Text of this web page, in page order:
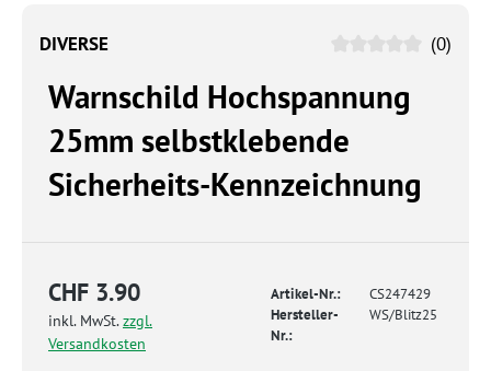
DIVERSE (0)
Warnschild Hochspannung
25mm selbstklebende
Sicherheits-Kennzeichnung
CHF 3.90
inkl. MwSt.zzgl.
Versandkosten
Artikel-Nr.:
CS247429
Hersteller-
Nr.:
WS/Blitz25